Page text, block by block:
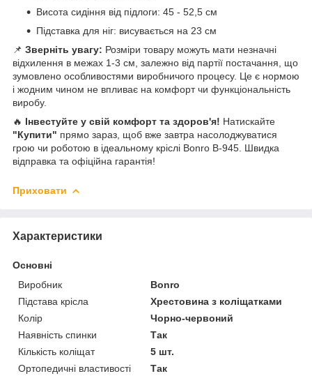
Висота сидіння від підлоги: 45 - 52,5 см
Підставка для ніг: висувається на 23 см
📌 Зверніть увагу: Розміри товару можуть мати незначні
відхилення в межах 1-3 см, залежно від партії постачання, що
зумовлено особливостями виробничого процесу. Це є нормою
і жодним чином не впливає на комфорт чи функціональність
виробу.
🔥 Інвестуйте у свій комфорт та здоров'я! Натискайте
"Купити" прямо зараз, щоб вже завтра насолоджуватися
грою чи роботою в ідеальному кріслі Bonro B-945. Швидка
відправка та офіційна гарантія!
Приховати
Характеристики
Основні
Виробник
Bonro
Підстава крісла
Хрестовина з коліщатками
Колір
Чорно-червоний
Наявність спинки
Так
Кількість коліщат
5 шт.
Ортопедичні властивості
Так